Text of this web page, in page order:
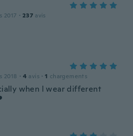
2017 · 237 avis
2018 · 4 avis · 1 chargements
when l wear different